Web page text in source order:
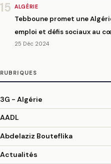
15 ALGÉRIE
Tebboune promet une
emploi et défis sociaux au
25 Déc 2024
RUBRIQUES
3G - Algérie
AADL
Abdelaziz Bouteflika
Actualités